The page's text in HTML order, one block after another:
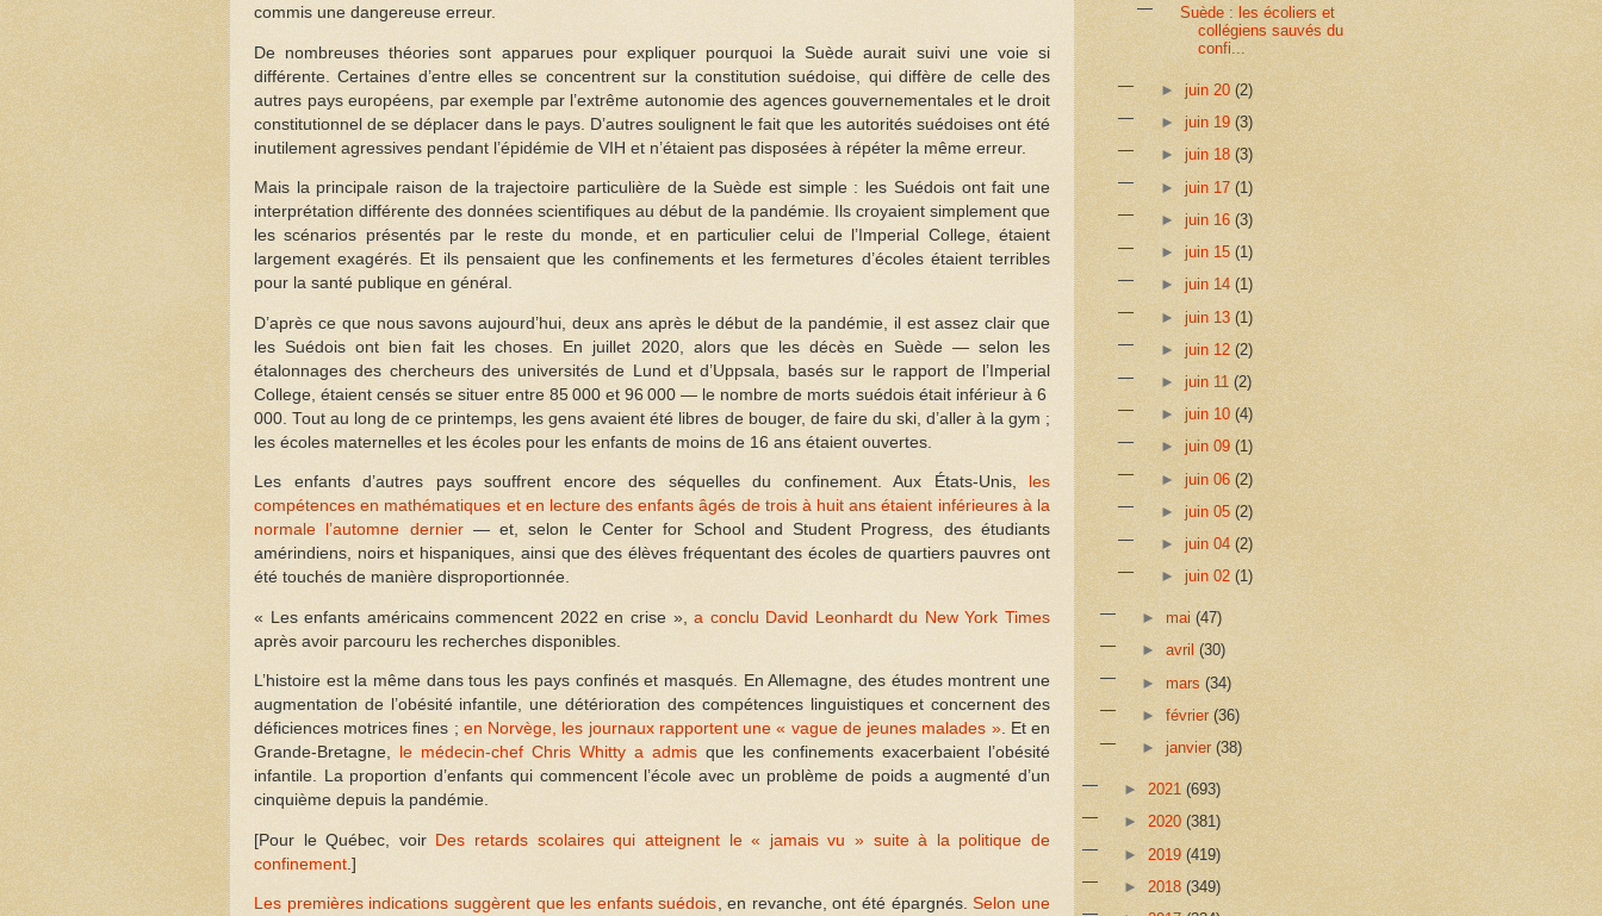
commis une dangereuse erreur.
De nombreuses théories sont apparues pour expliquer pourquoi la Suède aurait suivi une voie si
différente. Certaines d’entre elles se concentrent sur la constitution suédoise, qui diffère de celle des
autres pays européens, par exemple par l’extrême autonomie des agences gouvernementales et le droit
constitutionnel de se déplacer dans le pays. D’autres soulignent le fait que les autorités suédoises ont été
inutilement agressives pendant l’épidémie de VIH et n’étaient pas disposées à répéter la même erreur.
Mais la principale raison de la trajectoire particulière de la Suède est simple : les Suédois ont fait une
interprétation différente des données scientifiques au début de la pandémie. Ils croyaient simplement que
les scénarios présentés par le reste du monde, et en particulier celui de l’Imperial College, étaient
largement exagérés. Et ils pensaient que les confinements et les fermetures d’écoles étaient terribles
pour la santé publique en général.
D’après ce que nous savons aujourd’hui, deux ans après le début de la pandémie, il est assez clair que
les Suédois ont bien fait les choses. En juillet 2020, alors que les décès en Suède — selon les
étalonnages des chercheurs des universités de Lund et d’Uppsala, basés sur le rapport de l’Imperial
College, étaient censés se situer entre 85 000 et 96 000 — le nombre de morts suédois était inférieur à 6
000. Tout au long de ce printemps, les gens avaient été libres de bouger, de faire du ski, d’aller à la gym ;
les écoles maternelles et les écoles pour les enfants de moins de 16 ans étaient ouvertes.
Les enfants d’autres pays souffrent encore des séquelles du confinement. Aux États-Unis,
les
compétences en mathématiques et en lecture des enfants âgés de trois à huit ans étaient inférieures à la
normale l’automne dernier— et, selon le Center for School and Student Progress, des étudiants
amérindiens, noirs et hispaniques, ainsi que des élèves fréquentant des écoles de quartiers pauvres ont
été touchés de manière disproportionnée.
« Les enfants américains commencent 2022 en crise »,a conclu David Leonhardt du New York Times
après avoir parcouru les recherches disponibles.
L’histoire est la même dans tous les pays confinés et masqués. En Allemagne, des études montrent une
augmentation de l’obésité infantile, une détérioration des compétences linguistiques et concernent des
déficiences motrices fines ; en Norvège, les journaux rapportent une « vague de jeunes malades ». Et en
Grande-Bretagne, le médecin-chef Chris Whitty a admis que les confinements exacerbaient l’obésité
infantile. La proportion d’enfants qui commencent l’école avec un problème de poids a augmenté d’un
cinquième depuis la pandémie.
[Pour le Québec, voir Des retards scolaires qui atteignent le « jamais vu » suite à la politique de
confinement .]
Les premières indications suggèrent que les enfants suédois, en revanche, ont été épargnés.Selon une
Suède : les écoliers et
collégiens sauvés du
confi...
► juin 20 (2)
► juin 19 (3)
► juin 18 (3)
► juin 17 (1)
► juin 16 (3)
► juin 15 (1)
► juin 14 (1)
► juin 13 (1)
► juin 12 (2)
► juin 11 (2)
► juin 10 (4)
► juin 09 (1)
► juin 06 (2)
► juin 05 (2)
► juin 04 (2)
► juin 02 (1)
►mai(47)
►avril(30)
► mars(34)
►février(36)
► janvier(38)
► 2021 (693)
► 2020 (381)
► 2019 (419)
► 2018 (349)